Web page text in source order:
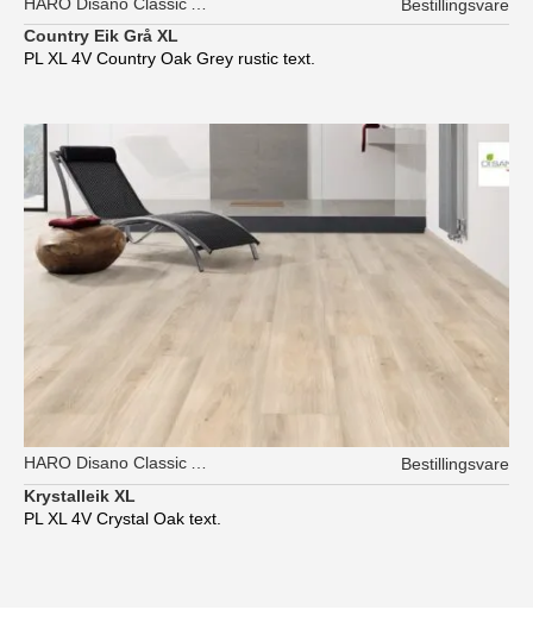
Bestillingsvare
Country Eik Grå XL
PL XL 4V Country Oak Grey rustic text.
HARO Disano Classic Aqua
Bestillingsvare
Krystalleik XL
PL XL 4V Crystal Oak text.